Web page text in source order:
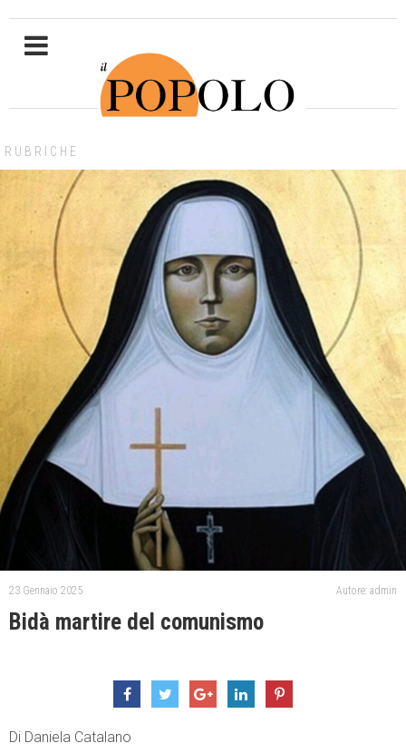
RUBRICHE
23 Gennaio 2025 Autore: admin
Bidà martire del comunismo
Di Daniela Catalano